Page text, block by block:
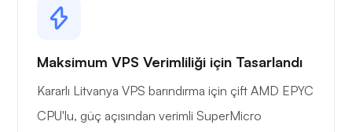
Maksimum VPS Verimliliği için Tasarlandı
Kararlı Litvanya VPS barındırma için çift AMD EPYC
CPU'lu, güç açısından verimli SuperMicro